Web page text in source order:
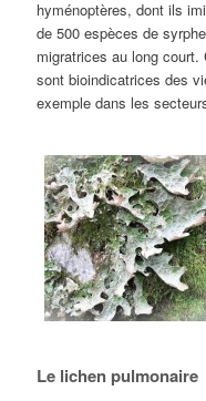
hyménoptères, dont ils
de 500 espèces de
migratrices au long
sont bioindicatrices des
exemple dans les
Le lichen pulmonaire